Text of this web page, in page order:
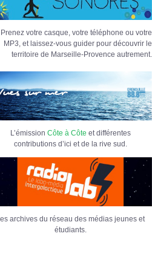
Prenez votre casque, votre téléphone ou votre
MP3, et laissez-vous guider pour découvrir le
territoire de Marseille-Provence autrement.
L’émission Côte à Côte et différentes
contributions d’ici et de la rive sud.
archives du réseau des médias jeunes et
étudiants.